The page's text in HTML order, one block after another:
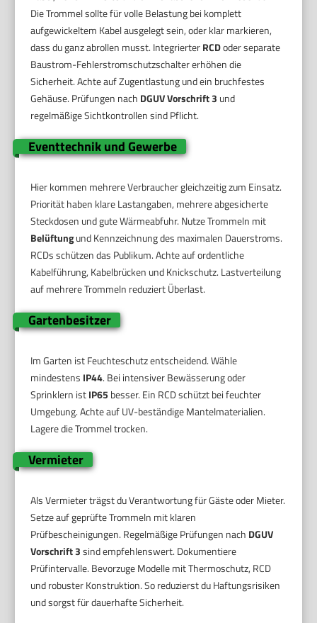
Die Trommel sollte für volle Belastung bei komplett
aufgewickeltem Kabel ausgelegt sein, oder klar markieren,
dass du ganz abrollen musst. IntegrierterRCDoder separate
Baustrom-Fehlerstromschutzschalter erhöhen die
Sicherheit. Achte auf Zugentlastung und ein bruchfestes
Gehäuse. Prüfungen nach DGUV Vorschrift 3 und
regelmäßige Sichtkontrollen sind Pflicht.
Eventtechnik und Gewerbe
Hier kommen mehrere Verbraucher gleichzeitig zum Einsatz.
Priorität haben klare Lastangaben, mehrere abgesicherte
Steckdosen und gute Wärmeabfuhr. Nutze Trommeln mit
Belüftungund Kennzeichnung des maximalen Dauerstroms.
RCDs schützen das Publikum. Achte auf ordentliche
Kabelführung, Kabelbrücken und Knickschutz. Lastverteilung
auf mehrere Trommeln reduziert Überlast.
Gartenbesitzer
Im Garten ist Feuchteschutz entscheidend. Wähle
mindestens IP44. Bei intensiver Bewässerung oder
Sprinklern istIP65 besser. Ein RCD schützt bei feuchter
Umgebung. Achte auf UV-beständige Mantelmaterialien.
Lagere die Trommel trocken.
Vermieter
Als Vermieter trägst du Verantwortung für Gäste oder Mieter.
Setze auf geprüfte Trommeln mit klaren
Prüfbescheinigungen. Regelmäßige Prüfungen nach DGUV
Vorschrift 3sind empfehlenswert. Dokumentiere
Prüfintervalle. Bevorzuge Modelle mit Thermoschutz, RCD
und robuster Konstruktion. So reduzierst du Haftungsrisiken
und sorgst für dauerhafte Sicherheit.